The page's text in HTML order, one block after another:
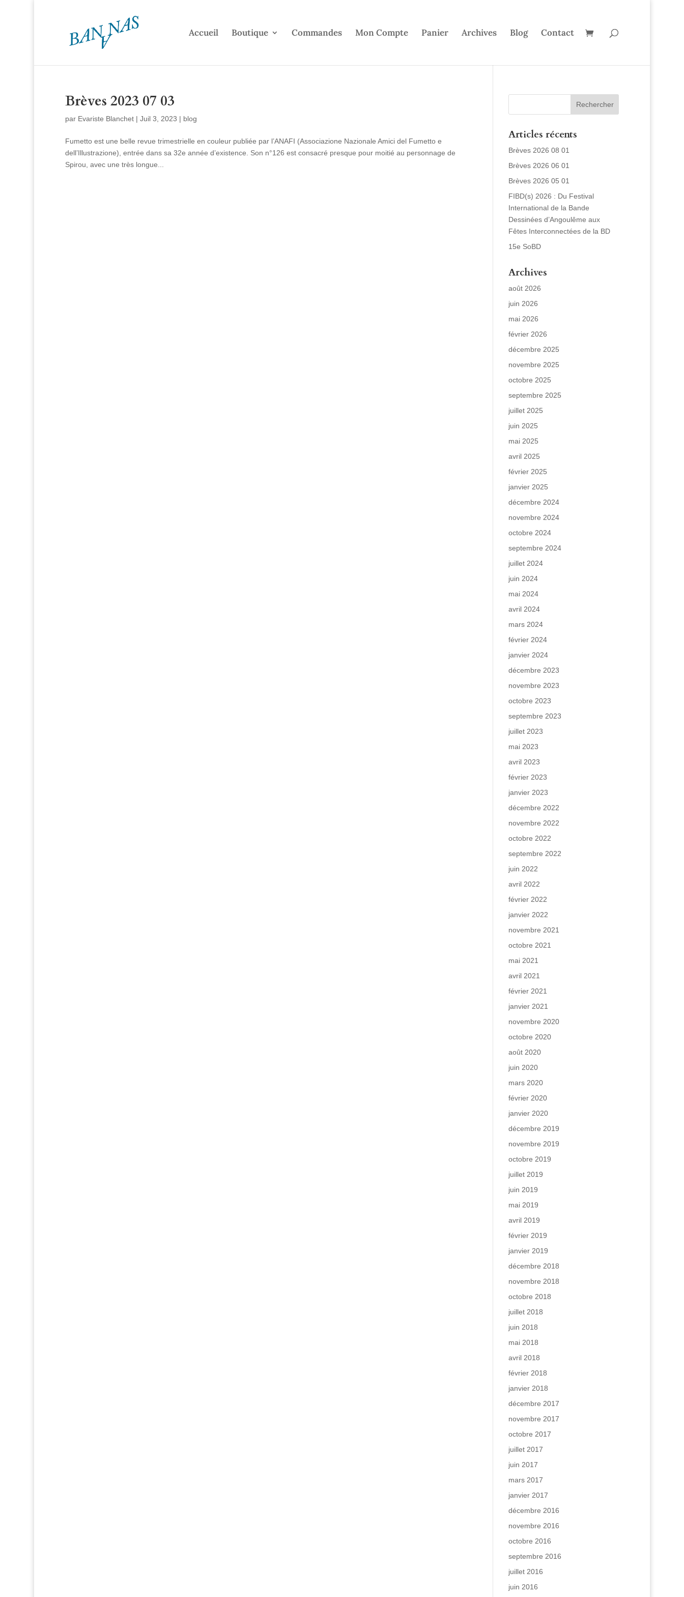
Accueil Boutique Commandes Mon Compte Panier Archives Blog Contact
Brèves 2023 07 03
par Evariste Blanchet| Juil 3, 2023 | blog
Fumetto est une belle revue trimestrielle en couleur publiée par l’ANAFI (Associazione Nazionale Amici del Fumetto e
dell’Illustrazione), entrée dans sa 32e année d’existence. Son n°126 est consacré presque pour moitié au personnage de
Spirou, avec une très longue...
Articles récents
Brèves 2026 08 01
Brèves 2026 06 01
Brèves 2026 05 01
FIBD(s) 2026 : Du Festival
International de la Bande
Dessinées d’Angoulême aux
Fêtes Interconnectées de la BD
15e SoBD
Archives
août 2026
juin 2026
mai 2026
février 2026
décembre 2025
novembre 2025
octobre 2025
septembre 2025
juillet 2025
juin 2025
mai 2025
avril 2025
février 2025
janvier 2025
décembre 2024
novembre 2024
octobre 2024
septembre 2024
juillet 2024
juin 2024
mai 2024
avril 2024
mars 2024
février 2024
janvier 2024
décembre 2023
novembre 2023
octobre 2023
septembre 2023
juillet 2023
mai 2023
avril 2023
février 2023
janvier 2023
décembre 2022
novembre 2022
octobre 2022
septembre 2022
juin 2022
avril 2022
février 2022
janvier 2022
novembre 2021
octobre 2021
mai 2021
avril 2021
février 2021
janvier 2021
novembre 2020
octobre 2020
août 2020
juin 2020
mars 2020
février 2020
janvier 2020
décembre 2019
novembre 2019
octobre 2019
juillet 2019
juin 2019
mai 2019
avril 2019
février 2019
janvier 2019
décembre 2018
novembre 2018
octobre 2018
juillet 2018
juin 2018
mai 2018
avril 2018
février 2018
janvier 2018
décembre 2017
novembre 2017
octobre 2017
juillet 2017
juin 2017
mars 2017
janvier 2017
décembre 2016
novembre 2016
octobre 2016
septembre 2016
juillet 2016
juin 2016